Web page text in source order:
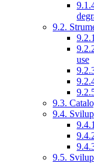
9.2.
use
9.3.
9.4.
9.5.